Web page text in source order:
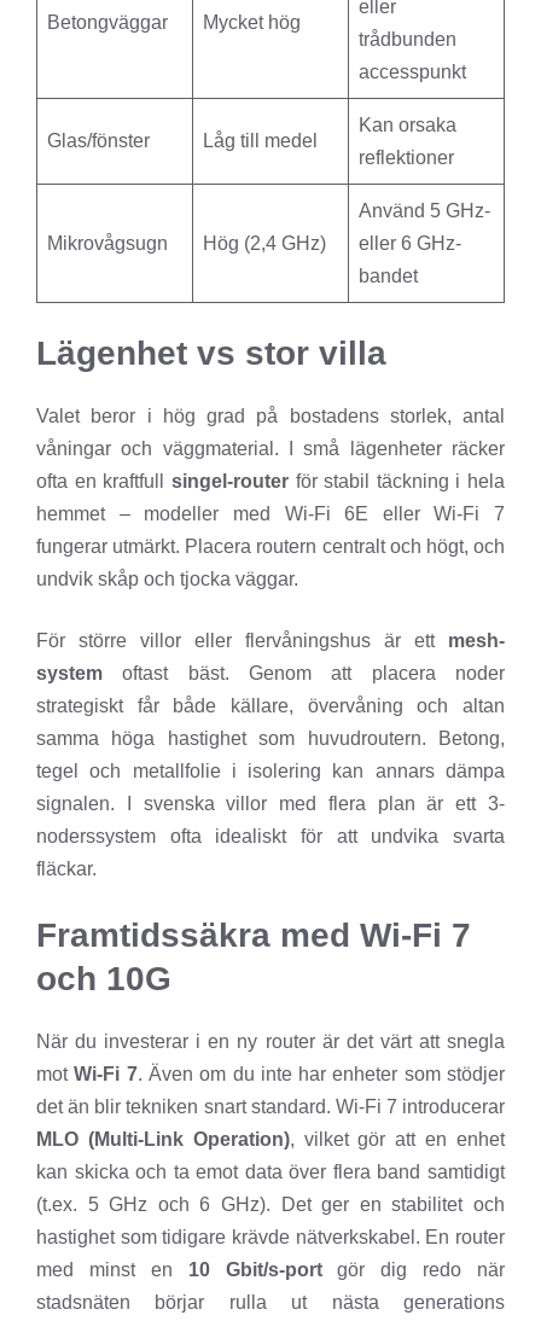
Betongväggar Mycket hög
eller
trådbunden
accesspunkt
Glas/fönster Låg till medel
Kan orsaka
reflektioner
Mikrovågsugn Hög (2,4 GHz)
Använd 5 GHz-
eller 6 GHz-
bandet
Lägenhet vs stor villa
Valet beror i hög grad på bostadens storlek, antal
våningar och väggmaterial. I små lägenheter räcker
ofta en kraftfull singel-routerför stabil täckning i hela
hemmet – modeller med Wi-Fi 6E eller Wi-Fi 7
fungerar utmärkt. Placera routern centralt och högt, och
undvik skåp och tjocka väggar.
För större villor eller flervåningshus är ett mesh-
system oftast bäst. Genom att placera noder
strategiskt får både källare, övervåning och altan
samma höga hastighet som huvudroutern. Betong,
tegel och metallfolie i isolering kan annars dämpa
signalen. I svenska villor med flera plan är ett 3-
noderssystem ofta idealiskt för att undvika svarta
fläckar.
Framtidssäkra med Wi-Fi 7
och 10G
När du investerar i en ny router är det värt att snegla
motWi-Fi 7. Även om du inte har enheter som stödjer
det än blir tekniken snart standard. Wi-Fi 7 introducerar
MLO (Multi-Link Operation), vilket gör att en enhet
kan skicka och ta emot data över flera band samtidigt
(t.ex. 5 GHz och 6 GHz). Det ger en stabilitet och
hastighet som tidigare krävde nätverkskabel. En router
med minst en 10 Gbit/s-portgör dig redo när
stadsnäten börjar rulla ut nästa generations